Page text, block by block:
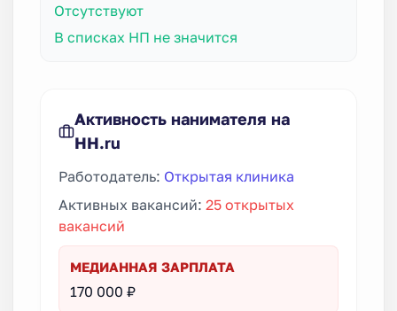
Отсутствуют
В списках НП не значится
Активность нанимателя на
HH.ru
Работодатель: Открытая клиника
Активных вакансий: 25 открытых
вакансий
МЕДИАННАЯ ЗАРПЛАТА
170 000 ₽